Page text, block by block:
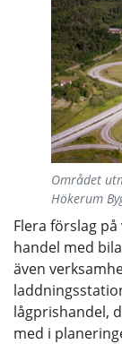
Området
Hökerum
Flera förslag
handel med
även
lågprishandel,
med i